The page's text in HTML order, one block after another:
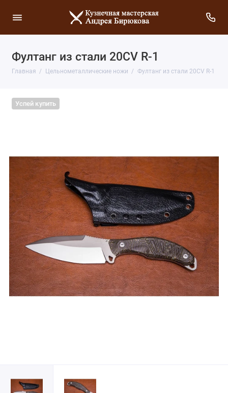
Фултанг из стали 20CV R-1
Главная Цельнометаллические ножи Фултанг из стали 20CV R-1
Успей купить